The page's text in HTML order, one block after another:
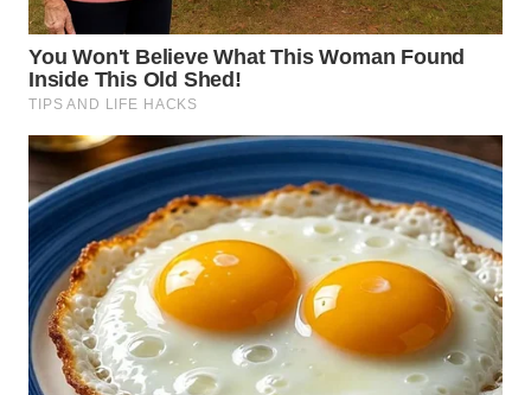
WN
NIAS
WN
WN
TAPANULI
SELATAN
WN
TANJUNG
LESUNG